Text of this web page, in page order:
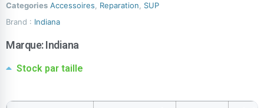
Categories Accessoires Reparation
SUP
Brand : Indiana
Marque:Indiana
Stock par taille